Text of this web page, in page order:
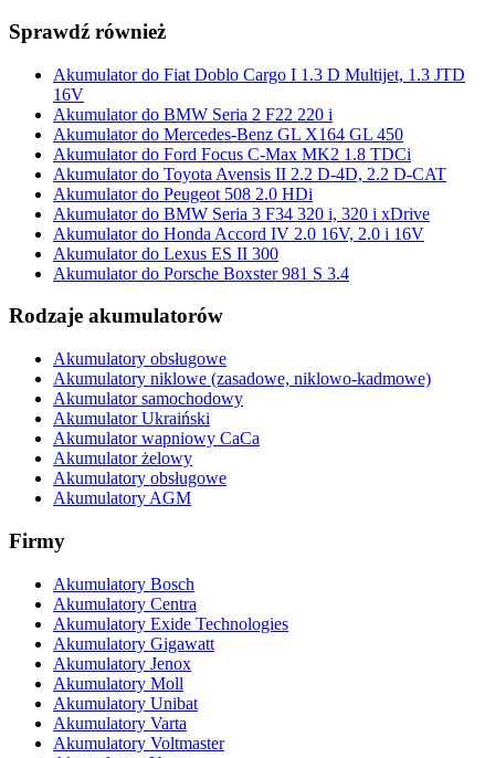
Sprawdź również
Akumulator do Fiat Doblo Cargo I 1.3 D Multijet, 1.3 JTD
16V
Akumulator do BMW Seria 2 F22 220 i
Akumulator do Mercedes-Benz GL X164 GL 450
Akumulator do Ford Focus C-Max MK2 1.8 TDCi
Akumulator do Toyota Avensis II 2.2 D-4D, 2.2 D-CAT
Akumulator do Peugeot 508 2.0 HDi
Akumulator do BMW Seria 3 F34 320 i, 320 i xDrive
Akumulator do Honda Accord IV 2.0 16V, 2.0 i 16V
Akumulator do Lexus ES II 300
Akumulator do Porsche Boxster 981 S 3.4
Rodzaje akumulatorów
Akumulatory obsługowe
Akumulatory niklowe (zasadowe, niklowo-kadmowe)
Akumulator samochodowy
Akumulator Ukraiński
Akumulator wapniowy CaCa
Akumulator żelowy
Akumulatory obsługowe
Akumulatory AGM
Firmy
Akumulatory Bosch
Akumulatory Centra
Akumulatory Exide Technologies
Akumulatory Gigawatt
Akumulatory Jenox
Akumulatory Moll
Akumulatory Unibat
Akumulatory Varta
Akumulatory Voltmaster